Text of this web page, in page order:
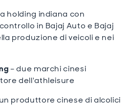
holding indiana con
in Bajaj Auto e Bajaj
produzione di veicoli e nei
– due marchi cinesi
dell'athleisure
produttore cinese di alcolici